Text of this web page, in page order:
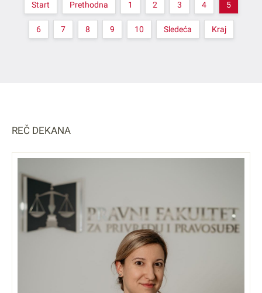
Start Prethodna 1 2 3 4 5
6 7 8 9 10 Sledeća Kraj
REČ DEKANA